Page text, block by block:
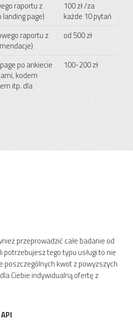
raportu z
page)
100 zł /za
każde 10 pytań
raportu z
od 500 zł
po ankiecie
kodem
itp. dla
100-200 zł
przeprowadzić całe badanie od
potrzebujesz tego typu usługi to nie
poszczególnych kwot z powyższych
Ciebie indywidualną ofertę z